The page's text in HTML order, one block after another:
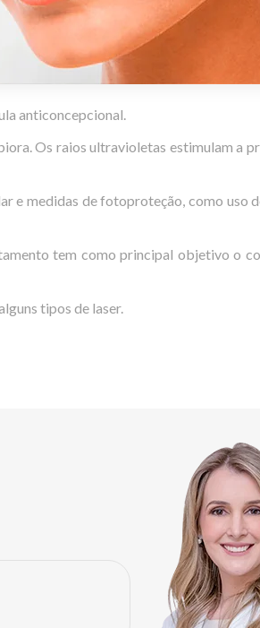
anticoncepcional.
Os raios ultravioletas estimulam a
e medidas de fotoproteção, como uso
tem como principal objetivo o
tipos de laser.